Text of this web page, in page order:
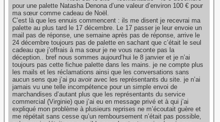
pour une palette Natasha Denona d’une valeur d’environ 100 € pour
ma sœur comme cadeau de Noël.
C’est là que les ennuis commencent : ils me disent je recevrai ma
palette au plus tard le 17 décembre. Le 17 passer je leur envoie un
mail pas de réponse, une semaine après pas de réponse, arrive le
24 décembre toujours pas de palette en sachant que c’était le seul
cadeau que j’offrais à ma sœur je ne vous raconte pas la
déception.. bref nous sommes aujourd’hui le 8 janvier et je n’ai
toujours pas cette fichue palette dans les mains. je ne compte plus
les mails et les réclamations ainsi que les conversations sans
aucun sens que j’ai pu avoir avec les représentants du site. je n’ai
jamais vu une telle incompétence pour un simple envoi de
marchandises d’autant plus que les représentants du service
commercial (Virginie) que j’ai eu en message privé et à qui j’ai
expliqué mon problème à plusieurs reprises ne m’écoutait guère et
me répétait sans cesse qu’un remboursement n’était pas possible,